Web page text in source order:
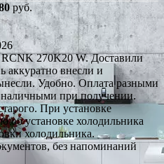
руб.
270K20 W. Доставили
аккуратно внесли и
Удобно. Оплата разными
при получении.
При установке
установке холодильника
холодильника.
без напоминаний